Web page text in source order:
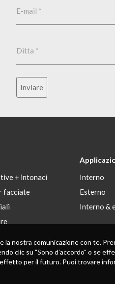
Inviare
+ intonaci
facciate
Interno
Esterno
Interno &
nostra comunicazione con te.
clic su "Sono d’accordo" o se
per il futuro. Puoi trovare